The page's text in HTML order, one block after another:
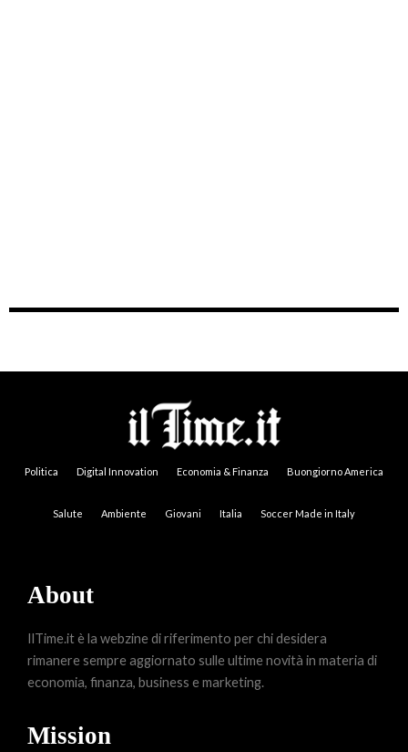
Politica Digital Innovation Economia & Finanza Buongiorno America
Salute Ambiente Giovani Italia Soccer Made in Italy
About
IlTime.it è la webzine di riferimento per chi desidera
rimanere sempre aggiornato sulle ultime novità in materia di
economia, finanza, business e marketing.
Mission